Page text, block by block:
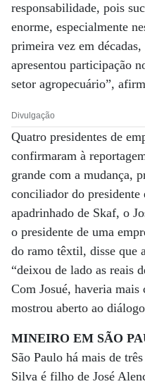
responsabilidade, pois
enorme, especialmente
primeira vez em
apresentou participação
setor agropecuário”,
Divulgação
Quatro presidentes de
confirmaram à
grande com a mudança,
conciliador do presidente
apadrinhado de Skaf, o
o presidente de uma
do ramo têxtil, disse que
“deixou de lado as reais
Com Josué, haveria mais
mostrou aberto ao
MINEIRO EM SÃO
São Paulo há mais de
Silva é filho de José